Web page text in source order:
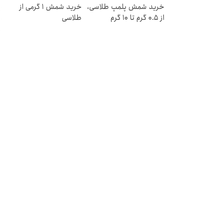
خرید شمش پلمپ طلاسی،
از ۰.۵ گرم تا ۱۰ گرم
خرید شمش 1 گرمی از
طلاسی